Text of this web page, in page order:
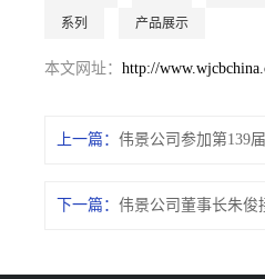
系列
产品展示
本文网址： http://
上一篇：
下一篇：